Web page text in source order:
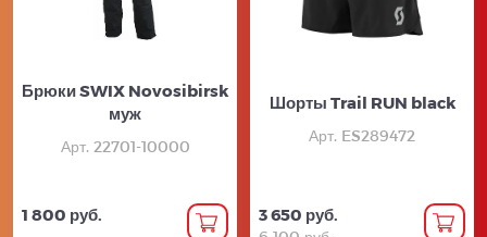
Брюки SWIX Novosibirsk
муж
Арт. 22701-10000
1 800 руб.
Шорты Trail RUN black
Арт. ES289472
3 650 руб.